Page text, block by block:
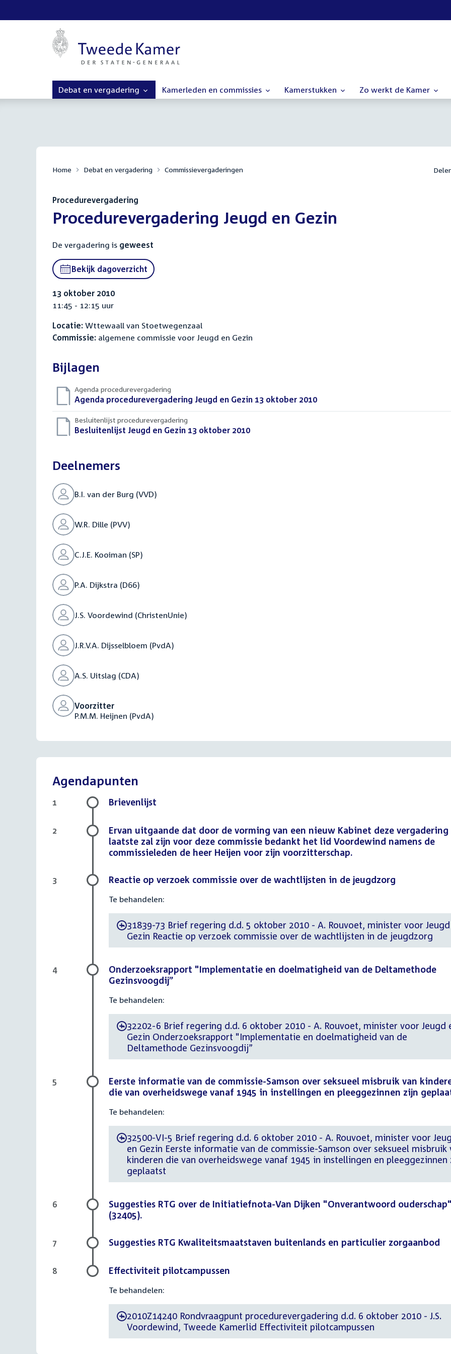
Debat en vergadering Kamerleden en commissies Kamerstukken Zo werkt de Kamer
Home Debat en vergadering Commissievergaderingen
Procedurevergadering
:Procedurevergadering Jeugd en Gezin
De vergadering is geweest
Bekijk dagoverzicht
13 oktober 2010
11:45 - 12:15 uur
Locatie: Wttewaall van Stoetwegenzaal
Commissie: algemene commissie voor Jeugd en Gezin
Bijlagen
Agenda procedurevergadering
Download
bestand:
Agenda procedurevergadering Jeugd en Gezin 13 oktober 2010
Besluitenlijst procedurevergadering
Download
Besluitenlijst Jeugd en Gezin 13 oktober 2010
Deelnemers
B.I. van der Burg (VVD)
W.R. Dille (PVV)
C.J.E. Kooiman (SP)
P.A. Dijkstra (D66)
J.S. Voordewind (ChristenUnie)
J.R.V.A. Dijsselbloem (PvdA)
A.S. Uitslag (CDA)
Voorzitter
P.M.M. Heijnen (PvdA)
Agendapunten
Brievenlijst
1
Ervan uitgaande dat door de vorming van een nieuw Kabinet deze vergadering
laatste zal zijn voor deze commissie bedankt het lid Voordewind namens de
commissieleden de heer Heijen voor zijn voorzitterschap.
2
Reactie op verzoek commissie over de wachtlijsten in de jeugdzorg
Te behandelen:
-31839-73 Brief regering d.d. 5 oktober 2010 - A. Rouvoet, minister voor
Gezin Reactie op verzoek commissie over de wachtlijsten in de jeugdzorg
3
Onderzoeksrapport "Implementatie en doelmatigheid van de Deltamethode
Gezinsvoogdij”
Te behandelen:
-32202-6 Brief regering d.d. 6 oktober 2010 - A. Rouvoet, minister voor Jeugd
Gezin Onderzoeksrapport "Implementatie en doelmatigheid van de
Deltamethode Gezinsvoogdij”
4
Eerste informatie van de commissie-Samson over seksueel misbruik van
die van overheidswege vanaf 1945 in instellingen en pleeggezinnen zijn
Te behandelen:
-32500-VI-5 Brief regering d.d. 6 oktober 2010 - A. Rouvoet, minister voor
en Gezin Eerste informatie van de commissie-Samson over seksueel misbruik
kinderen die van overheidswege vanaf 1945 in instellingen en pleeggezinnen
geplaatst
5
Suggesties RTG over de Initiatiefnota-Van Dijken "Onverantwoord
(32405).
6
Suggesties RTG Kwaliteitsmaatstaven buitenlands en particulier zorgaanbod
7
Effectiviteit pilotcampussen
Te behandelen:
-2010Z14240 Rondvraagpunt procedurevergadering d.d. 6 oktober 2010 - J.S.
Voordewind, Tweede Kamerlid Effectiviteit pilotcampussen
8